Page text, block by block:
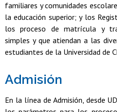
familiares y comunidades
la educación superior; y los
los proceso de matrícula y
simples y que atiendan a las
estudiantes de la Universidad de
Admisión
En la línea de Admisión, desde